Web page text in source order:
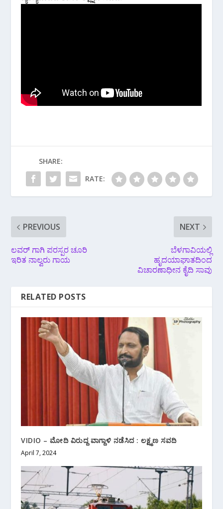
SHARE:
RATE:
PREVIOUS
ಲವರ್ ಗಾಗಿ ಪರಸ್ಪರ ಚೂರಿ
ಇರಿತ ನಾಲ್ವರು ಗಾಯ
NEXT
ಬೆಳಗಾವಿಯಲ್ಲಿ
ಹೃದಯಾಘಾತದಿಂದ
ವಿಚಾರಣಾಧೀನ ಕೈದಿ ಸಾವು
RELATED POSTS
VIDIO – ಮೋದಿ ವಿರುದ್ದ ವಾಗ್ದಾಳಿ ನಡೆಸಿದ : ಲಕ್ಷ್ಮಣ ಸವದಿ
April 7, 2024